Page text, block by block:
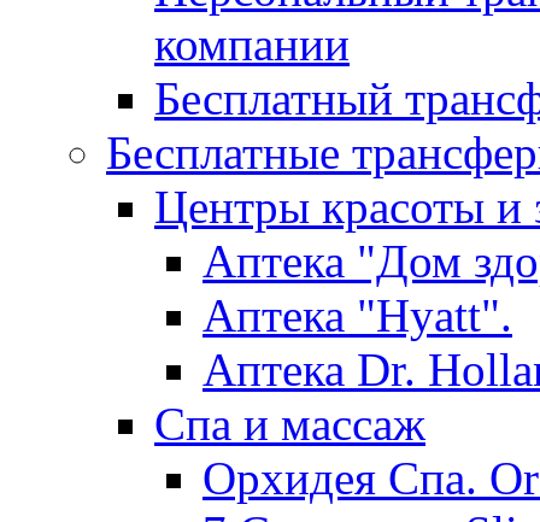
компании
Бесплатный
Бесплатные
Центры красоты и
Аптека "Дом
Аптека "Hyatt".
Аптека Dr.
Спа и массаж
Орхидея Спа.